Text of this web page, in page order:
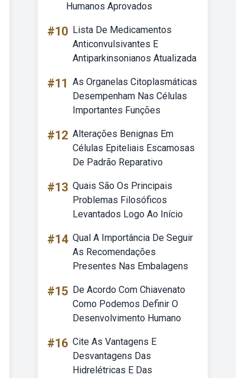
Humanos Aprovados
#10 Lista De Medicamentos
Anticonvulsivantes E
Antiparkinsonianos Atualizada
#11 As Organelas Citoplasmáticas
Desempenham Nas Células
Importantes Funções
#12 Alterações Benignas Em
Células Epiteliais Escamosas
De Padrão Reparativo
#13 Quais São Os Principais
Problemas Filosóficos
Levantados Logo Ao Início
#14 Qual A Importância De Seguir
As Recomendações
Presentes Nas Embalagens
#15 De Acordo Com Chiavenato
Como Podemos Definir O
Desenvolvimento Humano
#16 Cite As Vantagens E
Desvantagens Das
Hidrelétricas E Das